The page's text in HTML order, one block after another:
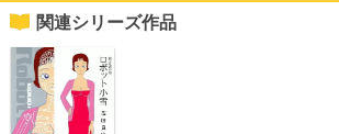
関連シリーズ作品